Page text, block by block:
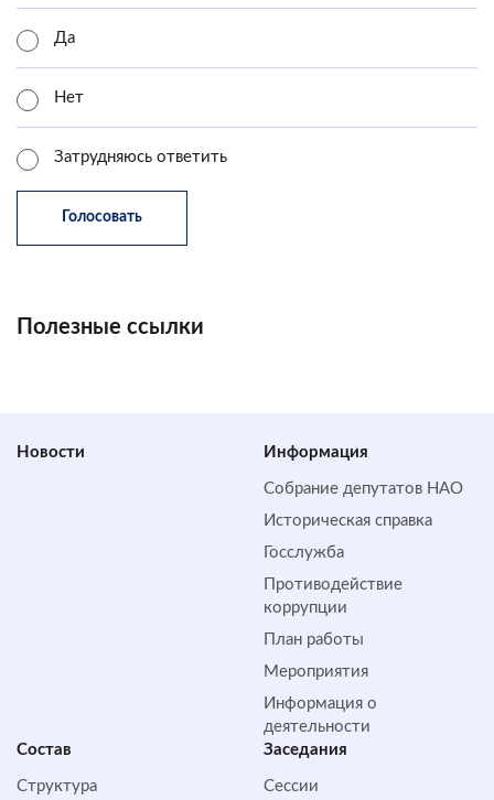
Да
Нет
Затрудняюсь ответить
Полезные ссылки
Новости Информация
Собрание депутатов НАО
Историческая справка
Госслужба
Противодействие
коррупции
План работы
Мероприятия
Информация о
деятельности
Состав
Структура
Заседания
Сессии